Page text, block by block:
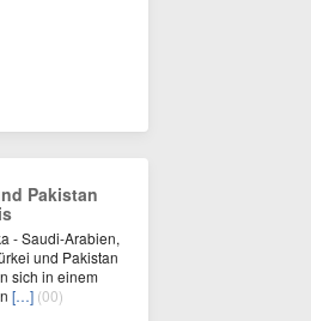
Pakistan
- Saudi-Arabien,
und Pakistan
sich in einem
[…] (00)